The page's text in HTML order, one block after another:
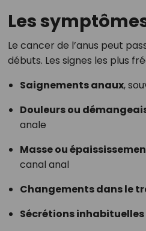
Les
Le cancer de l’anus peut
débuts. Les signes les plus
Saignements anaux,
Douleurs ou
anale
Masse ou
canal anal
Changements dans le
Sécrétions inhabituelles